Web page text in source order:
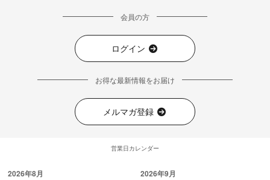
会員の方
ログイン
お得な最新情報をお届け
メルマガ登録
営業日カレンダー
2026年8月 2026年9月